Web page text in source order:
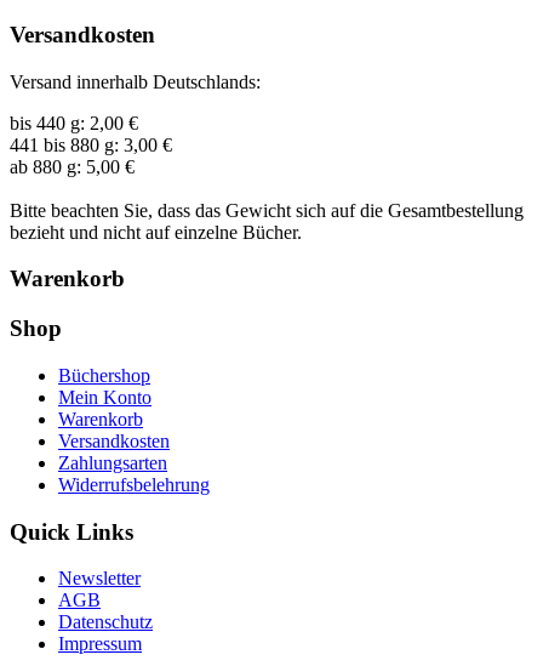
Versandkosten
Versand innerhalb Deutschlands:
bis 440 g: 2,00 €
441 bis 880 g: 3,00 €
ab 880 g: 5,00 €
Bitte beachten Sie, dass das Gewicht sich auf die Gesamtbestellung
bezieht und nicht auf einzelne Bücher.
Warenkorb
Shop
Büchershop
Mein Konto
Warenkorb
Versandkosten
Zahlungsarten
Widerrufsbelehrung
Quick Links
Newsletter
AGB
Datenschutz
Impressum